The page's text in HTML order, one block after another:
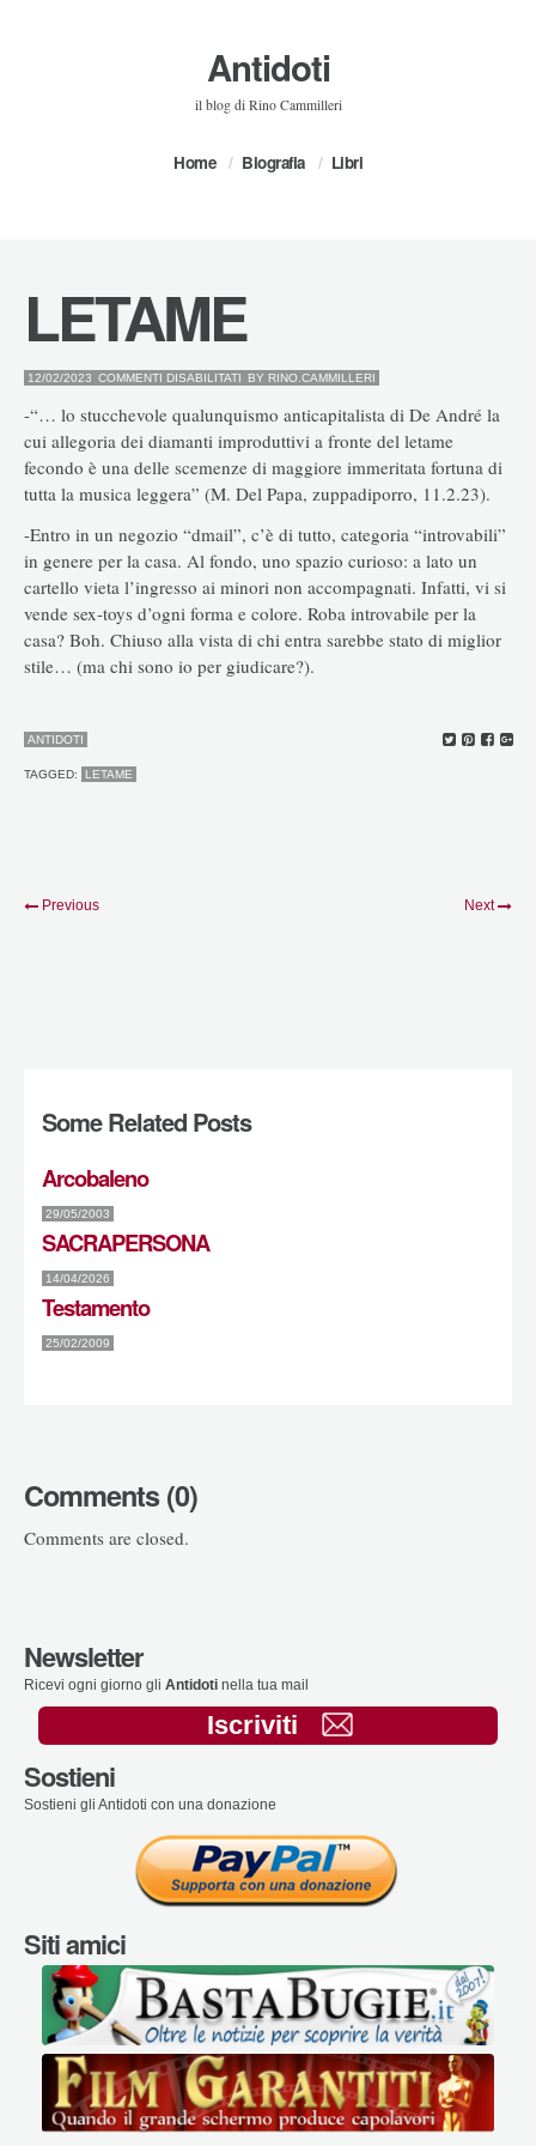
Antidoti
il blog di Rino Cammilleri
Home Biografia Libri
LETAME
12/02/2023 COMMENTI DISABILITATI SU
BY RINO.CAMMILLERI
-“… lo stucchevole qualunquismo anticapitalista di De André la
cui allegoria dei diamanti improduttivi a fronte del letame
fecondo è una delle scemenze di maggiore immeritata fortuna di
tutta la musica leggera” (M. Del Papa, zuppadiporro, 11.2.23).
-Entro in un negozio “dmail”, c’è di tutto, categoria “introvabili”
in genere per la casa. Al fondo, uno spazio curioso: a lato un
cartello vieta l’ingresso ai minori non accompagnati. Infatti, vi si
vende sex-toys d’ogni forma e colore. Roba introvabile per la
casa? Boh. Chiuso alla vista di chi entra sarebbe stato di miglior
stile… (ma chi sono io per giudicare?).
ANTIDOTI
TAGGED: LETAME
Previous Next
Some Related Posts
Arcobaleno
29/05/2003
SACRAPERSONA
14/04/2026
Testamento
25/02/2009
Comments (0)
Comments are closed.
Newsletter
Ricevi ogni giorno gli Antidoti nella tua mail
Iscriviti
Sostieni
Sostieni gli Antidoti con una donazione
Siti amici